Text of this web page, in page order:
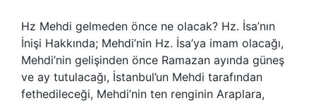
Hz Mehdi gelmeden önce ne olacak? Hz. İsa’nın
İnişi Hakkında; Mehdi’nin Hz. İsa’ya imam olacağı,
Mehdi’nin gelişinden önce Ramazan ayında güneş
ve ay tutulacağı, İstanbul’un Mehdi tarafından
fethedileceği, Mehdi’nin ten renginin Araplara,